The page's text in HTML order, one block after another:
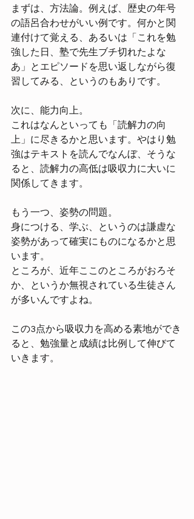
まずは、方法論。例えば、歴史の年号
の語呂合わせがいい例です。何かと関
連付けて覚える、あるいは「これを勉
強した日、塾で先生ブチ切れたよな
あ」とエピソードを思い返しながら復
習してみる、というのもありです。
次に、能力向上。
これはなんといっても「読解力の向
上」に尽きるかと思います。やはり勉
強はテキストを読んでなんぼ、そうな
ると、読解力の高低は吸収力に大いに
関係してきます。
もう一つ、姿勢の問題。
身につける、学ぶ、というのは謙虚な
姿勢があって確実にものになるかと思
います。
ところが、近年ここのところがおろそ
か、というか無視されている生徒さん
が多いんですよね。
この3点から吸収力を高める素地ができ
ると、勉強量と成績は比例して伸びて
いきます。